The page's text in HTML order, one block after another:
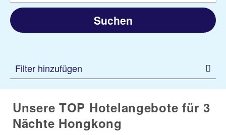
Suchen
Filter hinzufügen
Unsere TOP Hotelangebote für 3
Nächte Hongkong